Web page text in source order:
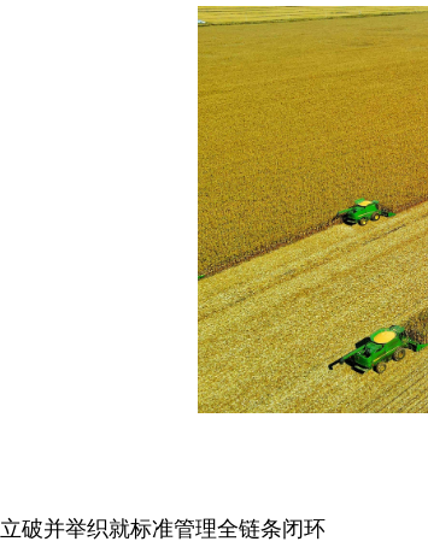
立破并举织就标准管理全链条闭环